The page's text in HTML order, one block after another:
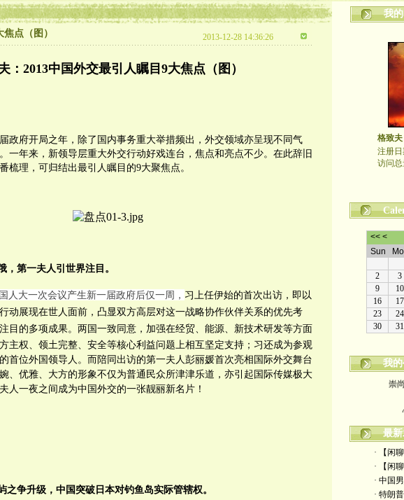
点（图） 2013-12-28 14:36:26
：2013中国外交最引人瞩目9大焦点（图）
政府开局之年，除了国内事务重大举措频出 ，外交领域亦呈现不同气
一年来，新领导层重大外交行动好戏连台，焦点和亮点不少。在此辞旧
梳理，可归结出最引人瞩目的9大聚焦点。
，第一夫人引世界注目。
人大一次会议产生新一届政府后仅一周， 习上任伊始的首次出访，即以
动展现在世人面前，凸显双方高层对这一战略协作伙伴关系的优先考
目的多项成果。
两国一致同意，加强在经贸、能源、新技术研发等方面
主权、领土完整、安全等核心利益问题上相互坚定支持； 习还成为参观
首位外国领导人。而 陪同出访的第一夫人彭丽媛首次亮相国际外交舞台
、优雅、大方的形象不仅为普通民众所津津乐道，亦引起国际传媒极大
人一夜之间成为中国外交的一张靓丽新名片！
之争升级，中国突破日本对钓鱼岛实际管辖权。
我
格致夫
注册日
访问总
我
除
最
· 【闲
· 【闲
· 中国
· 特朗